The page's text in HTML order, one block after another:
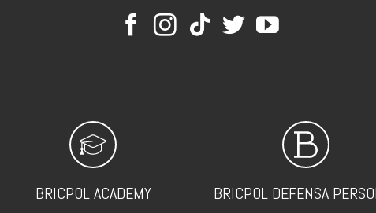
BRICPOL ACADEMY BRICPOL DEFENSA